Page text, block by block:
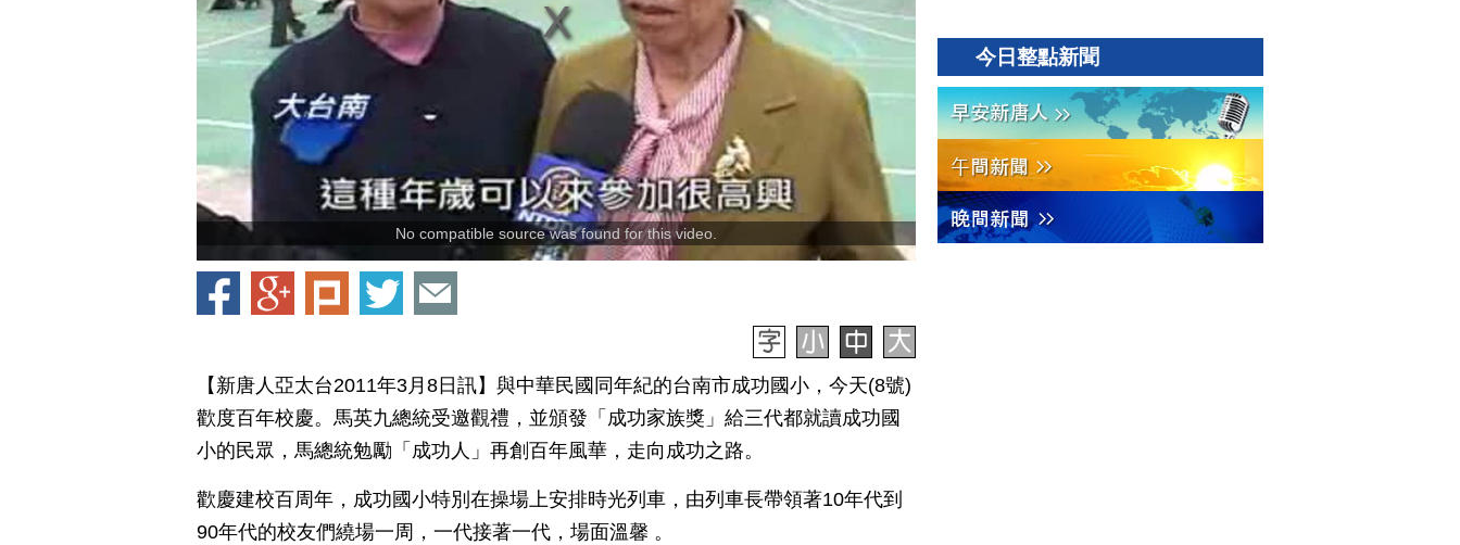
No compatible source was found for this video.
【新唐人亞太台2011年3月8日訊】與中華民國同年紀的台南市成功國小，今天(8號)
歡度百年校慶。馬英九總統受邀觀禮，並頒發「成功家族獎」給三代都就讀成功國
小的民眾，馬總統勉勵「成功人」再創百年風華，走向成功之路。
歡慶建校百周年，成功國小特別在操場上安排時光列車，由列車長帶領著10年代到
90年代的校友們繞場一周，一代接著一代，場面溫馨 。
今日整點新聞